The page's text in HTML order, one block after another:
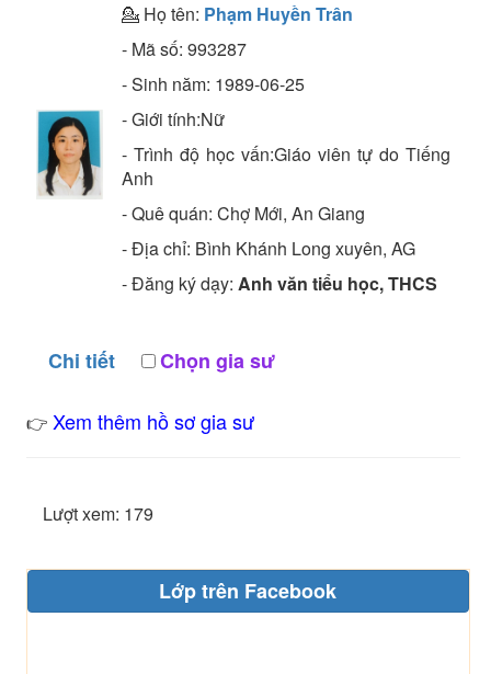
💁 Họ tên: Phạm Huyền Trân
- Mã số: 993287
- Sinh năm: 1989-06-25
- Giới tính:Nữ
- Trình độ học vấn:Giáo viên tự do Tiếng
Anh
- Quê quán: Chợ Mới, An Giang
- Địa chỉ: Bình Khánh Long xuyên, AG
- Đăng ký dạy: Anh văn tiểu học, THCS
Chi tiết Chọn gia sư
👉 Xem thêm hồ sơ gia sư
Lượt xem: 179
Lớp trên Facebook